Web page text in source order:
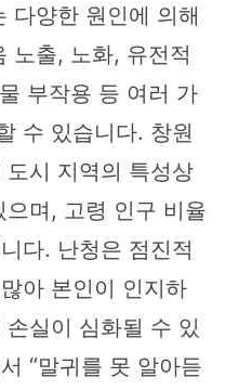
다양한 원인에 의해
노출, 노화, 유전적
부작용 등 여러 가
수 있습니다. 창원
시 지역의 특성상
며, 고령 인구 비율
다. 난청은 점진적
아 본인이 인지하
실이 심화될 수 있
“말귀를 못 알아듣